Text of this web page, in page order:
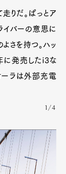
走りだ。ぱっとア
イバーの意思に
さを持つ。ハッ
に発売したi3な
ーラは外部充電
1/4